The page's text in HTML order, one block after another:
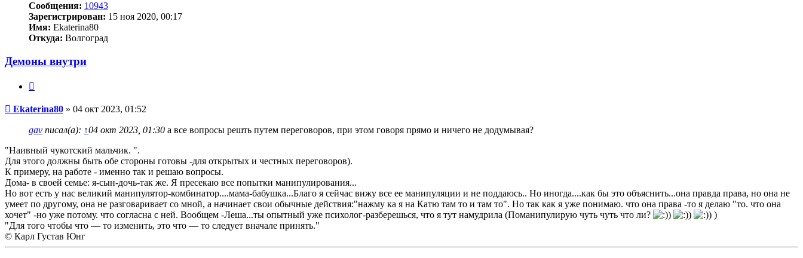
Сообщения: 10943
Зарегистрирован: 15 ноя 2020, 00:17
Имя: Ekaterina80
Откуда: Волгоград
Демоны внутри
Сообщение
Ekaterina80 » 04 окт 2023, 01:52
gav писал(а): ↑04 окт 2023, 01:30 а все вопросы решть путем переговоров, при этом говоря прямо и ничего не додумывая?
"Наивный чукотский мальчик. ".
Для этого должны быть обе стороны готовы -для открытых и честных переговоров).
К примеру, на работе - именно так и решаю вопросы.
Дома- в своей семье: я-сын-дочь-так же. Я пресекаю все попытки манипулирования...
Но вот есть у нас великий манипулятор-комбинатор....мама-бабушка...Благо я сейчас вижу все ее манипуляции и не поддаюсь.. Но иногда....как бы это объяснить...она правда права, но она не
умеет по другому, она не разговаривает со мной, а начинает свои обычные действия:"нажму ка я на Катю там то и там то". Но так как я уже понимаю. что она права -то я делаю "то. что она
хочет" -но уже потому. что согласна с ней. Вообщем -Леша...ты опытный уже психолог-разберешься, что я тут намудрила (Поманипулирую чуть чуть что ли?
)
"Для того чтобы что — то изменить, это что — то следует вначале принять."
© Карл Густав Юнг